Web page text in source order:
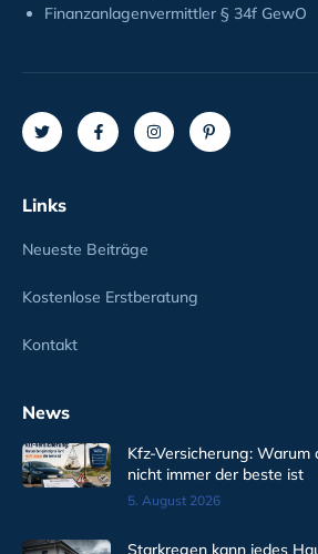
Finanzanlagenvermittler § 34f GewO
Links
Neueste Beiträge
Kostenlose Erstberatung
Kontakt
News
Kfz-Versicherung:
nicht immer der beste ist
5. August 2026
Starkregen kann jedes